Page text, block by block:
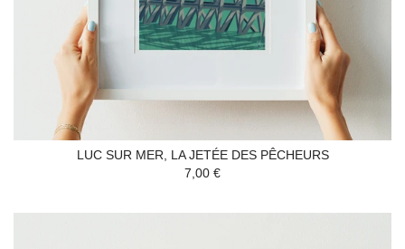
LUC SUR MER, LA JETÉE DES PÊCHEURS
7,00 €